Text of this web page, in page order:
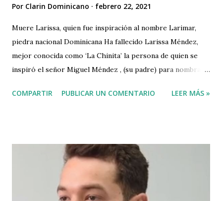
Por Clarin Dominicano febrero 22, 2021
Muere Larissa, quien fue inspiración al nombre Larimar,
piedra nacional Dominicana Ha fallecido Larissa Méndez,
mejor conocida como ‘La Chinita’ la persona de quien se
inspiró el señor Miguel Méndez , (su padre) para nombrar
cuando la descubrió en el año 1974 en las costas de
aguas turquesas del Mar mas bello del mundo, el Mar
Caribe. LARIMAR es una rara variedad de Pectolita, semi-
preciosa, encontrada solo en el suroeste de la República
Dominicana. Su coloración varía en un una gama que
COMPARTIR PUBLICAR UN COMENTARIO LEER MÁS »